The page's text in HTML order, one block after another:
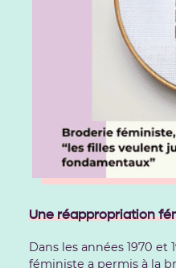
Une réappropriation
Dans les années 1970 et
féministe a permis à la